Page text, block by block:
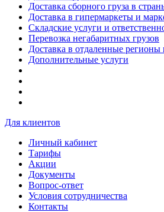
Доставка сборного груза в
Доставка в гипермаркеты и
Складские услуги и
Перевозка негабаритных грузов
Доставка в отдаленные
Дополнительные услуги
Для клиентов
Личный кабинет
Тарифы
Акции
Документы
Вопрос-ответ
Условия сотрудничества
Контакты